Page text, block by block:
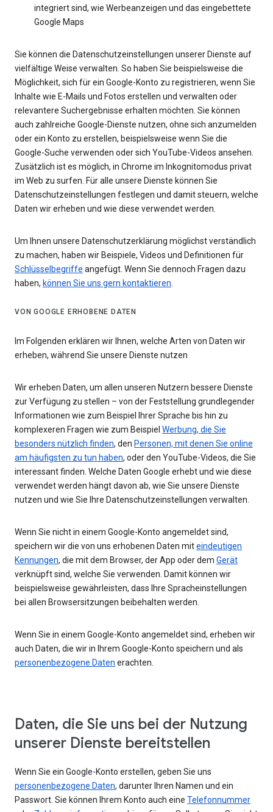
integriert sind, wie Werbeanzeigen und das eingebettete
Google Maps
Sie können die Datenschutzeinstellungen unserer Dienste auf
vielfältige Weise verwalten. So haben Sie beispielsweise die
Möglichkeit, sich für ein Google-Konto zu registrieren, wenn Sie
Inhalte wie E-Mails und Fotos erstellen und verwalten oder
relevantere Suchergebnisse erhalten möchten. Sie können
auch zahlreiche Google-Dienste nutzen, ohne sich anzumelden
oder ein Konto zu erstellen, beispielsweise wenn Sie die
Google-Suche verwenden oder sich YouTube-Videos ansehen.
Zusätzlich ist es möglich, in Chrome im Inkognitomodus privat
im Web zu surfen. Für alle unsere Dienste können Sie
Datenschutzeinstellungen festlegen und damit steuern, welche
Daten wir erheben und wie diese verwendet werden.
Um Ihnen unsere Datenschutzerklärung möglichst verständlich
zu machen, haben wir Beispiele, Videos und Definitionen für
Schlüsselbegriffe angefügt. Wenn Sie dennoch Fragen dazu
haben, können Sie uns gern kontaktieren.
VON GOOGLE ERHOBENE DATEN
Im Folgenden erklären wir Ihnen, welche Arten von Daten wir
erheben, während Sie unsere Dienste nutzen
Wir erheben Daten, um allen unseren Nutzern bessere Dienste
zur Verfügung zu stellen – von der Feststellung grundlegender
Informationen wie zum Beispiel Ihrer Sprache bis hin zu
komplexeren Fragen wie zum Beispiel Werbung, die Sie
besonders nützlich finden, den Personen, mit denen Sie online
am häufigsten zu tun haben, oder den YouTube-Videos, die Sie
interessant finden. Welche Daten Google erhebt und wie diese
verwendet werden hängt davon ab, wie Sie unsere Dienste
nutzen und wie Sie Ihre Datenschutzeinstellungen verwalten.
Wenn Sie nicht in einem Google-Konto angemeldet sind,
speichern wir die von uns erhobenen Daten miteindeutigen
Kennungen, die mit dem Browser, der App oder dem Gerät
verknüpft sind, welche Sie verwenden. Damit können wir
beispielsweise gewährleisten, dass Ihre Spracheinstellungen
bei allen Browsersitzungen beibehalten werden.
Wenn Sie in einem Google-Konto angemeldet sind, erheben wir
auch Daten, die wir in Ihrem Google-Konto speichern und als
personenbezogene Daten erachten.
Daten, die Sie uns bei der Nutzung
unserer Dienste bereitstellen
Wenn Sie ein Google-Konto erstellen, geben Sie uns
personenbezogene Daten, darunter Ihren Namen und ein
Passwort. Sie können Ihrem Konto auch eine Telefonnummer